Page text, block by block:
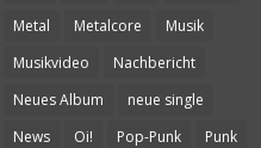
Metal
Metalcore
Musik
Musikvideo
Nachbericht
Neues Album
neue single
News
Oi! Pop-Punk
Punk